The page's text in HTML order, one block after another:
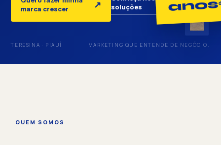
marca crescer
↗
soluções
↓
anos
TERESINA · PIAUÍ MARKETING QUE ENTENDE DE NEGÓCIO.
QUEM SOMOS